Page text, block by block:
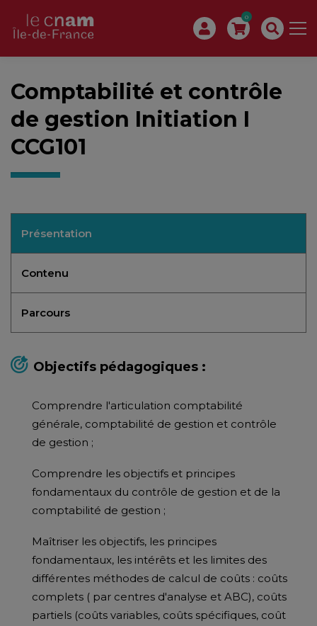
0
Comptabilité et contrôle
de gestion Initiation I
CCG101
Présentation
Contenu
Parcours
Objectifs pédagogiques :
Comprendre l'articulation comptabilité
générale, comptabilité de gestion et contrôle
de gestion ;
Comprendre les objectifs et principes
fondamentaux du contrôle de gestion et de la
comptabilité de gestion ;
Maîtriser les objectifs, les principes
fondamentaux, les intérêts et les limites des
différentes méthodes de calcul de coûts : coûts
complets ( par centres d'analyse et ABC), coûts
partiels (coûts variables, coûts spécifiques, coût